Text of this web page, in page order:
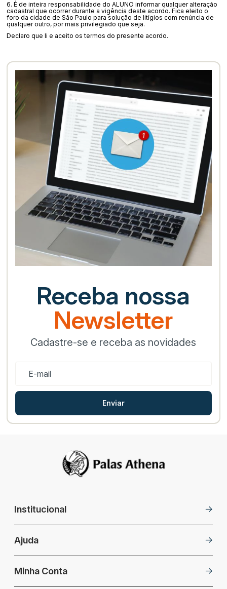
6. É de inteira responsabilidade do ALUNO informar qualquer alteração
cadastral que ocorrer durante a vigência deste acordo. Fica eleito o
foro da cidade de São Paulo para solução de litígios com renúncia de
qualquer outro, por mais privilegiado que seja.
Declaro que li e aceito os termos do presente acordo.
Receba nossa
Newsletter
Cadastre-se e receba as novidades
Enviar
Institucional
Ajuda
Minha Conta